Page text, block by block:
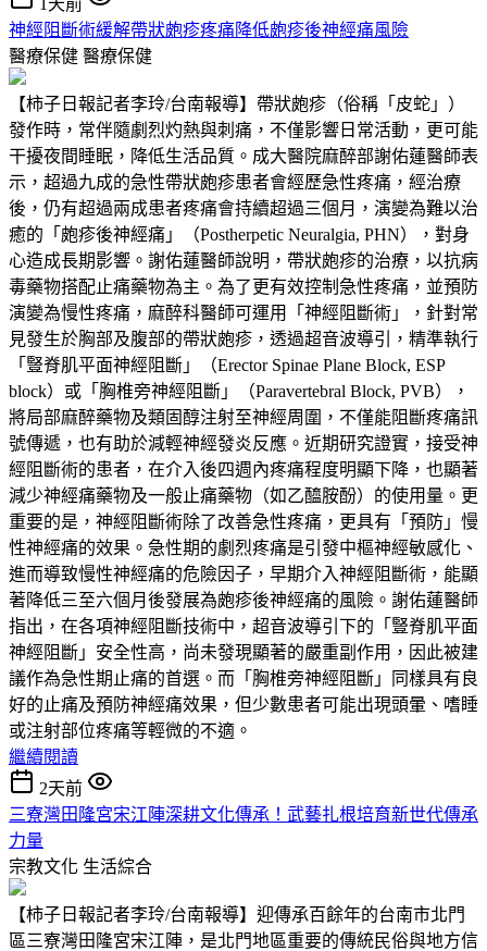
神經阻斷術緩解帶狀皰疹疼痛降低皰疹後神經痛風險
醫療保健 醫療保健
【柿子日報記者李玲/台南報導】帶狀皰疹（俗稱「皮蛇」）
發作時，常伴隨劇烈灼熱與刺痛，不僅影響日常活動，更可能
干擾夜間睡眠，降低生活品質。成大醫院麻醉部謝佑蓮醫師表
示，超過九成的急性帶狀皰疹患者會經歷急性疼痛，經治療
後，仍有超過兩成患者疼痛會持續超過三個月，演變為難以治
癒的「皰疹後神經痛」（Postherpetic Neuralgia, PHN），對身
心造成長期影響。謝佑蓮醫師說明，帶狀皰疹的治療，以抗病
毒藥物搭配止痛藥物為主。為了更有效控制急性疼痛，並預防
演變為慢性疼痛，麻醉科醫師可運用「神經阻斷術」，針對常
見發生於胸部及腹部的帶狀皰疹，透過超音波導引，精準執行
「豎脊肌平面神經阻斷」（Erector Spinae Plane Block, ESP
block）或「胸椎旁神經阻斷」（Paravertebral Block, PVB），
將局部麻醉藥物及類固醇注射至神經周圍，不僅能阻斷疼痛訊
號傳遞，也有助於減輕神經發炎反應。近期研究證實，接受神
經阻斷術的患者，在介入後四週內疼痛程度明顯下降，也顯著
減少神經痛藥物及一般止痛藥物（如乙醯胺酚）的使用量。更
重要的是，神經阻斷術除了改善急性疼痛，更具有「預防」慢
性神經痛的效果。急性期的劇烈疼痛是引發中樞神經敏感化、
進而導致慢性神經痛的危險因子，早期介入神經阻斷術，能顯
著降低三至六個月後發展為皰疹後神經痛的風險。謝佑蓮醫師
指出，在各項神經阻斷技術中，超音波導引下的「豎脊肌平面
神經阻斷」安全性高，尚未發現顯著的嚴重副作用，因此被建
議作為急性期止痛的首選。而「胸椎旁神經阻斷」同樣具有良
好的止痛及預防神經痛效果，但少數患者可能出現頭暈、嗜睡
或注射部位疼痛等輕微的不適。
繼續閱讀
2天前
三寮灣田隆宮宋江陣深耕文化傳承！武藝扎根培育新世代傳承
力量
宗教文化 生活綜合
【柿子日報記者李玲/台南報導】迎傳承百餘年的台南市北門
區三寮灣田隆宮宋江陣，是北門地區重要的傳統民俗與地方信